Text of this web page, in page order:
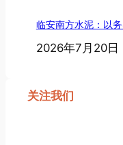
临安南方水泥：以
2026年7月20日
关注我们